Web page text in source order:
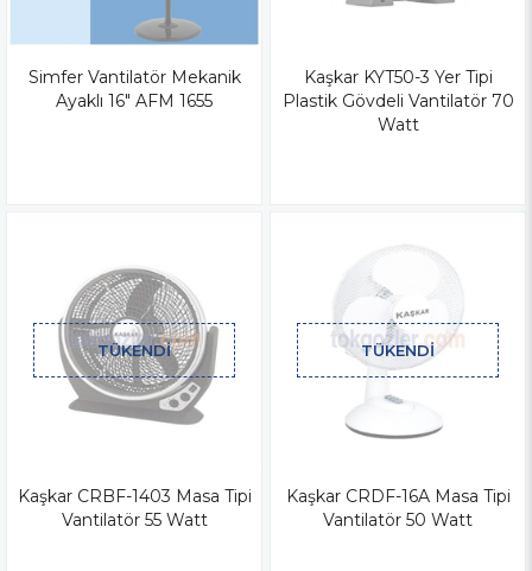
Simfer Vantilatör Mekanik
Ayaklı 16" AFM 1655
Kaşkar KYT50-3 Yer Tipi
Plastik Gövdeli Vantilatör 70
Watt
TÜKENDI
Kaşkar CRBF-1403 Masa Tipi
Vantilatör 55 Watt
TÜKENDI
Kaşkar CRDF-16A Masa Tipi
Vantilatör 50 Watt